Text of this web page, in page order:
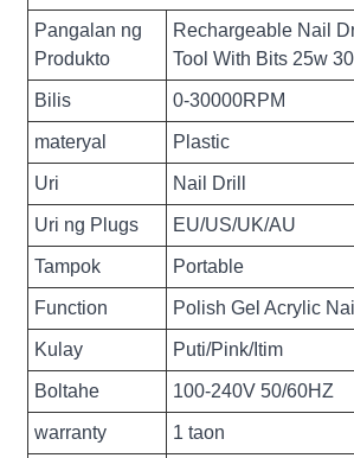
Pangalan ng
Produkto
Rechargeable Nail
Tool With Bits 25w
Bilis 0-30000RPM
materyal Plastic
Uri Nail Drill
Uri ng Plugs EU/US/UK/AU
Tampok Portable
Function Polish Gel Acrylic
Kulay Puti/Pink/Itim
Boltahe 100-240V 50/60HZ
warranty 1 taon